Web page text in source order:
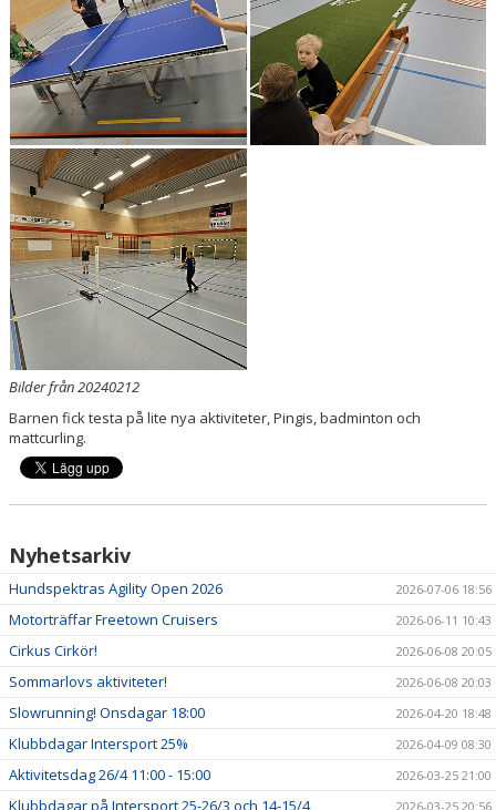
MATCHER
STYRELSE
SPONSRING
Bilder från 20240212
Barnen fick testa på lite nya aktiviteter, Pingis, badminton och
mattcurling.
Nyhetsarkiv
Hundspektras Agility Open 2026 2026-07-06 18:56
Motorträffar Freetown Cruisers 2026-06-11 10:43
Cirkus Cirkör! 2026-06-08 20:05
Sommarlovs aktiviteter! 2026-06-08 20:03
Slowrunning! Onsdagar 18:00 2026-04-20 18:48
Klubbdagar Intersport 25% 2026-04-09 08:30
Aktivitetsdag 26/4 11:00 - 15:00 2026-03-25 21:00
Klubbdagar på Intersport 25-26/3 och 14-15/4 2026-03-25 20:56